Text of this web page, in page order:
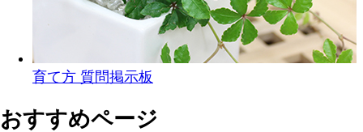
育て方 質問掲示板
おすすめページ